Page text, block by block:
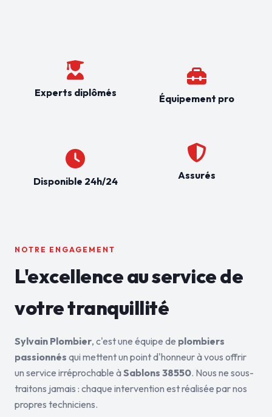
Experts diplômés
Disponible 24h/24
Équipement pro
Assurés
NOTRE ENGAGEMENT
L'excellence au service de
votre tranquillité
Sylvain Plombier, c'est une équipe de plombiers
passionnés qui mettent un point d'honneur à vous offrir
un service irréprochable àSablons 38550. Nous ne sous-
traitons jamais : chaque intervention est réalisée par nos
propres techniciens.